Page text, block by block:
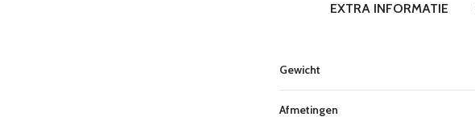
EXTRA INFORMATIE
Gewicht
Afmetingen